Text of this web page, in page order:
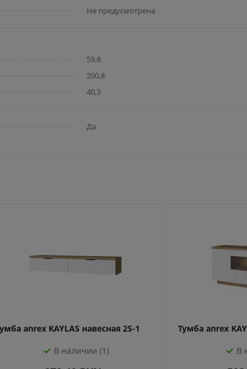
Не предусмотрена
59,8
200,8
40,3
Да
anrex KAYLAS навесная 2S-1
В наличии (1)
Тумба anrex
В